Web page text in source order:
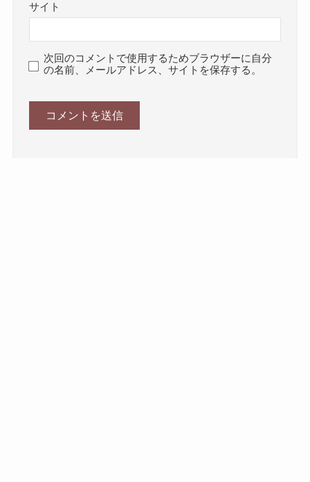
サイト
次回のコメントで使用するためブラウザーに自分
の名前、メールアドレス、サイトを保存する。